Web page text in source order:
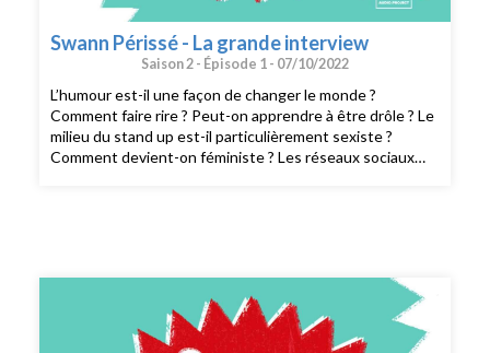
Swann Périssé - La grande interview
Saison 2 - Épisode 1 - 07/10/2022
L’humour est-il une façon de changer le monde ?
Comment faire rire ? Peut-on apprendre à être drôle ? Le
milieu du stand up est-il particulièrement sexiste ?
Comment devient-on féministe ? Les réseaux sociaux
de son : Paul Bertiaux. Réalisation : Quentin Bresson.
Production et édition : Charlotte Baix. Générique :
Josselin Bordat (musique) et Bonnie Banane (voix).
Identité graphique : Sébastien Brothier (Upian).